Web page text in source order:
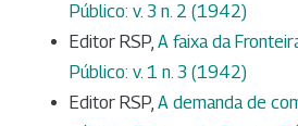
Público: v. 3 n. 2 (1942)
Editor RSP, A faixa da
Público: v. 1 n. 3 (1942)
Editor RSP, A demanda de